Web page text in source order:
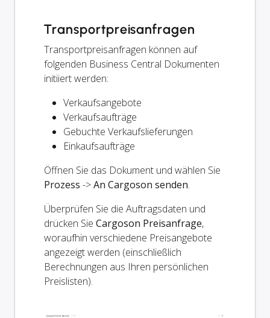
Transportpreisanfragen
Transportpreisanfragen können auf
folgenden Business Central Dokumenten
initiiert werden:
Verkaufsangebote
Verkaufsaufträge
Gebuchte Verkaufslieferungen
Einkaufsaufträge
Öffnen Sie das Dokument und wählen Sie
Prozess ->An Cargoson senden.
Überprüfen Sie die Auftragsdaten und
drücken Sie Cargoson Preisanfrage,
woraufhin verschiedene Preisangebote
angezeigt werden (einschließlich
Berechnungen aus Ihren persönlichen
Preislisten).